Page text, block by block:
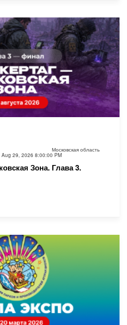
29, 2026 8:00:00 PM
Московская область
Зона. Глава 3.